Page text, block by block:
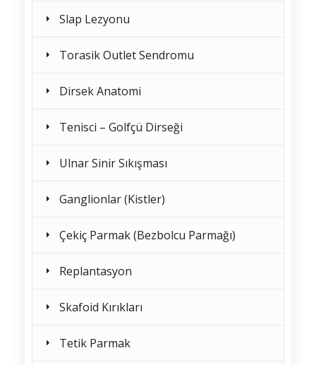
Slap Lezyonu
Torasik Outlet Sendromu
Dirsek Anatomi
Tenisci – Golfçü Dirseği
Ulnar Sinir Sıkışması
Ganglionlar (Kistler)
Çekiç Parmak (Bezbolcu Parmağı)
Replantasyon
Skafoid Kırıkları
Tetik Parmak